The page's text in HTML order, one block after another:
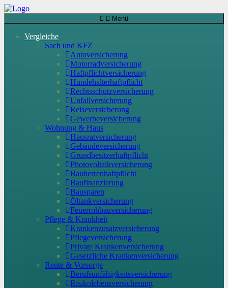
Menü
Vergleiche
Sach und KFZ
Autoversicherung
Motorradversicherung
Haftpflichtversicherung
Hundehalterhaftpflicht
Rechtsschutzversicherung
Unfallversicherung
Reiseversicherung
Gewerbeversicherung
Wohnung & Haus
Hausratversicherung
Gebäudeversicherung
Grundbesitzerhaftpflicht
Photovoltaikversicherung
Bauherrenhaftpflicht
Baufinanzierung
Bausparen
Öltankversicherung
Feuerrohbauversicherung
Pflege & Krankheit
Krankenzusatzversicherung
Pflegeversicherung
Private Krankenversicherung
Gesetzliche Krankenversicherung
Rente & Vorsorge
Berufs­unfähigkeitsversicherung
Risikolebensversicherung